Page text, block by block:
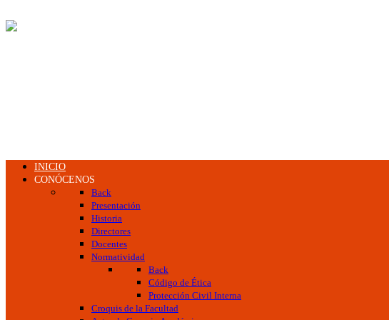
INICIO
CONÓCENOS
Back
Presentación
Historia
Directores
Docentes
Normatividad
Back
Código de Ética
Protección Civil Interna
Croquis de la Facultad